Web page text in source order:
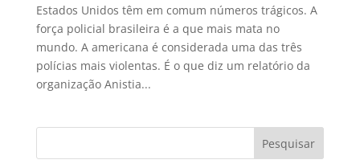
Estados Unidos têm em comum números trágicos. A
força policial brasileira é a que mais mata no
mundo. A americana é considerada uma das três
polícias mais violentas. É o que diz um relatório da
organização Anistia...
Pesquisar